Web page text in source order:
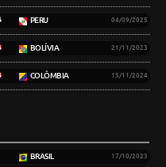
PERU 04/09/2025
BOLÍVIA 21/11/2023
COLÔMBIA 15/11/2024
BRASIL 17/10/2023